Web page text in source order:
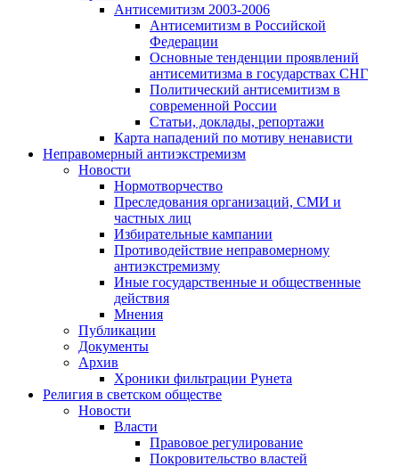
Антисемитизм 2003-2006
Антисемитизм в Российской
Федерации
Основные тенденции проявлений
антисемитизма в государствах СНГ
Политический антисемитизм в
современной России
Статьи, доклады, репортажи
Карта нападений по мотиву ненависти
Неправомерный антиэкстремизм
Новости
Нормотворчество
Преследования организаций, СМИ и
частных лиц
Избирательные кампании
Противодействие неправомерному
антиэкстремизму
Иные государственные и общественные
действия
Мнения
Публикации
Документы
Архив
Хроники фильтрации Рунета
Религия в светском обществе
Новости
Власти
Правовое регулирование
Покровительство властей